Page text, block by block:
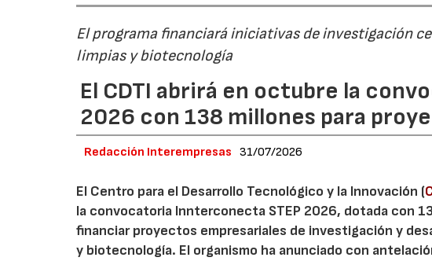
El programa financiará iniciativas de investigación
limpias y biotecnología
El CDTI abrirá en octubre la
2026 con 138 millones para
Redacción Interempresas 31/07/2026
El Centro para el Desarrollo Tecnológico y la Innovación (
la convocatoria Innterconecta STEP 2026, dotada con
financiar proyectos empresariales de investigación y
y biotecnología. El organismo ha anunciado con